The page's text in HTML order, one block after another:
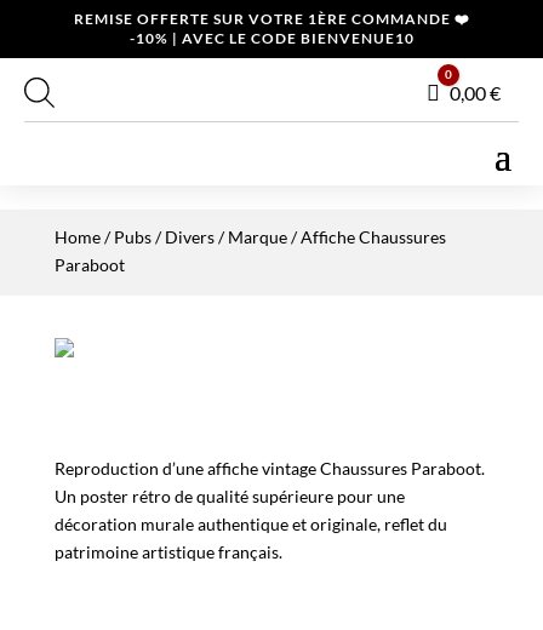
REMISE OFFERTE SUR VOTRE 1ÈRE COMMANDE ❤️
-10% | AVEC LE CODE BIENVENUE10
Panier
0
0,00€
Home/Pubs / Divers/Marque/ Affiche Chaussures
Paraboot
Reproduction d’une affiche vintage Chaussures Paraboot.
Un poster rétro de qualité supérieure pour une
décoration murale authentique et originale, reflet du
patrimoine artistique français.